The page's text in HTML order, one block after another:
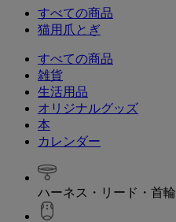
すべての商品
猫用爪とぎ
すべての商品
雑貨
生活用品
オリジナルグッズ
本
カレンダー
ハーネス・リード・首輪